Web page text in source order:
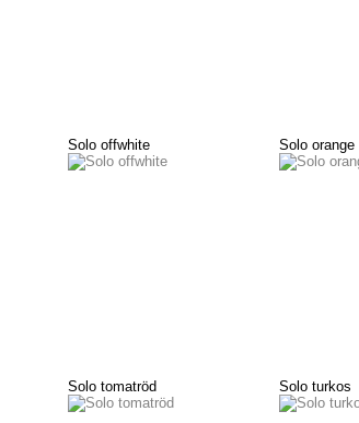
Solo offwhite Solo orange
Solo tomatröd Solo turkos